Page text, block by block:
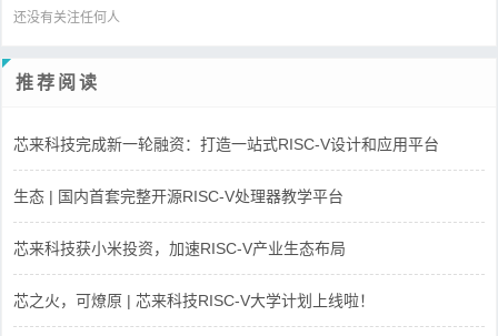
还没有关注任何人
推荐阅读
芯来科技完成新一轮融资：打造一站式RISC-V设计和应用平台
生态 | 国内首套完整开源RISC-V处理器教学平台
芯来科技获小米投资，加速RISC-V产业生态布局
芯之火，可燎原 | 芯来科技RISC-V大学计划上线啦！